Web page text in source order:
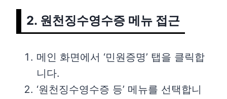
2. 원천징수영수증 메뉴 접근
메인 화면에서 ‘민원증명’ 탭을 클릭합
니다.
‘원천징수영수증 등’ 메뉴를 선택합니